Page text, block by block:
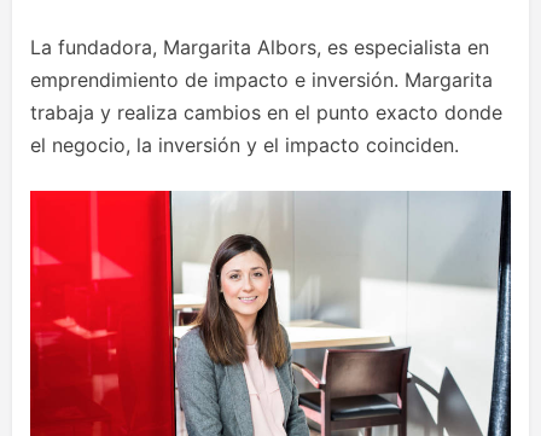
La fundadora, Margarita Albors, es especialista en
emprendimiento de impacto e inversión. Margarita
trabaja y realiza cambios en el punto exacto donde
el negocio, la inversión y el impacto coinciden.